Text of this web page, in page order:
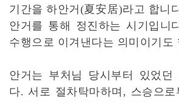
기간을 하안거(夏安居)라고 합니
안거를 통해 정진하는 시기입니
수행으로 이겨낸다는 의미이기도
안거는 부처님 당시부터 있었던
다. 서로 절차탁마하며, 스승으로